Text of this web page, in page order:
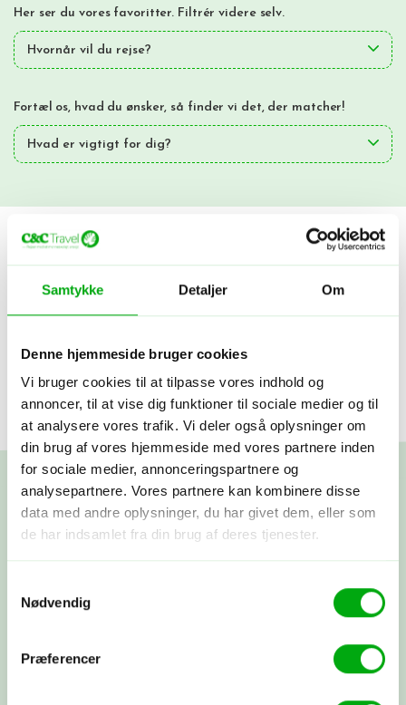
Samtykke Detaljer Om
Denne hjemmeside bruger cookies
Vi bruger cookies til at tilpasse vores indhold og
annoncer, til at vise dig funktioner til sociale medier og til
at analysere vores trafik. Vi deler også oplysninger om
din brug af vores hjemmeside med vores partnere inden
for sociale medier, annonceringspartnere og
analysepartnere. Vores partnere kan kombinere disse
data med andre oplysninger, du har givet dem, eller som
de har indsamlet fra din brug af deres tjenester.
Nødvendig
Præferencer
Her ser du vores favoritter. Filtrér videre selv.
Hvornår vil du rejse?
Fortæl os, hvad du ønsker, så finder vi det, der matcher!
Hvad er vigtigt for dig?
Skræddersy din egen
deler vores viden og erfaringer. Bagefter får du et
skræddersyet rejseforslag. Hvis synes om det, går vi i